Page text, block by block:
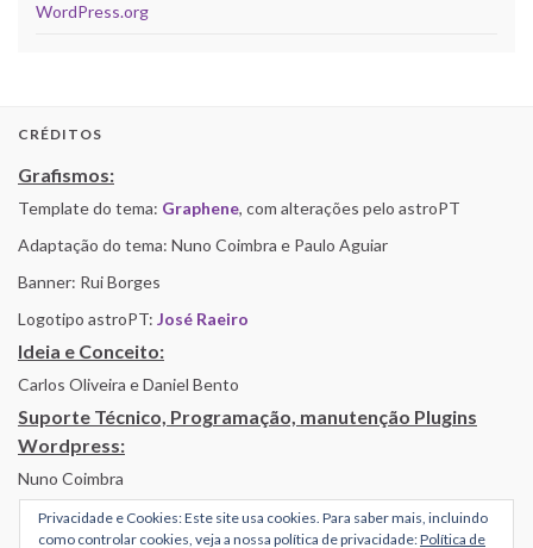
WordPress.org
CRÉDITOS
Grafismos:
Template do tema: Graphene, com alterações pelo astroPT
Adaptação do tema: Nuno Coimbra e Paulo Aguiar
Banner: Rui Borges
Logotipo astroPT: José Raeiro
Ideia e Conceito:
Carlos Oliveira e Daniel Bento
Suporte Técnico, Programação, manutenção Plugins
Wordpress:
Nuno Coimbra
Privacidade e Cookies: Este site usa cookies. Para saber mais, incluindo
como controlar cookies, veja a nossa política de privacidade:Política de